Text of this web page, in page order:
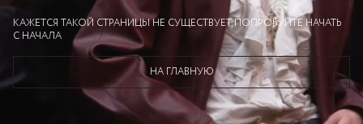
КАЖЕТСЯ ТАКОЙ СТРАНИЦЫ НЕ СУЩЕСТВУЕТ, ПОПРОБУЙТЕ НАЧАТЬ
С НАЧАЛА
НА ГЛАВНУЮ